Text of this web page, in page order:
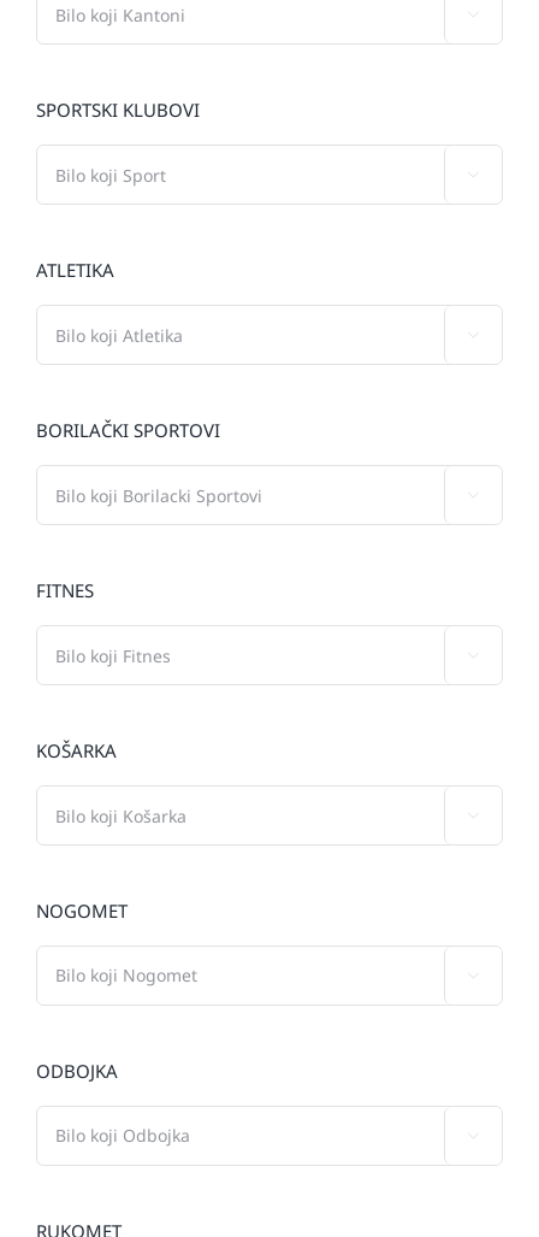
SPORTSKI KLUBOVI
ATLETIKA
BORILAČKI SPORTOVI
FITNES
KOŠARKA
NOGOMET
ODBOJKA
RUKOMET